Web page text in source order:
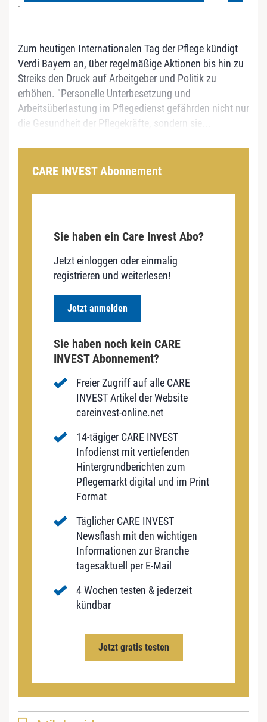
-
Zum heutigen Internationalen Tag der Pflege kündigt
Verdi Bayern an, über regelmäßige Aktionen bis hin zu
Streiks den Druck auf Arbeitgeber und Politik zu
erhöhen. "Personelle Unterbesetzung und
Arbeitsüberlastung im Pflegedienst gefährden nicht nur
die Gesundheit der Pflegekräfte, sondern sie...
CARE INVEST Abonnement
Sie haben ein Care Invest Abo?
Jetzt einloggen oder einmalig
registrieren und weiterlesen!
Jetzt anmelden
Sie haben noch kein CARE
INVEST Abonnement?
Freier Zugriff auf alle CARE
INVEST Artikel der Website
careinvest-online.net
14-tägiger CARE INVEST
Infodienst mit vertiefenden
Hintergrundberichten zum
Pflegemarkt digital und im Print
Format
Täglicher CARE INVEST
Newsflash mit den wichtigen
Informationen zur Branche
tagesaktuell per E-Mail
4 Wochen testen & jederzeit
kündbar
Jetzt gratis testen